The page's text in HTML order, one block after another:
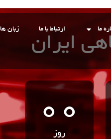
ما ارتباط با ما زبان ها
ایران
00
روز‌